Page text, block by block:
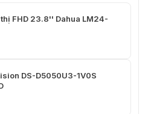
FHD 23.8'' Dahua LM24-
DS-D5050U3-1V0S